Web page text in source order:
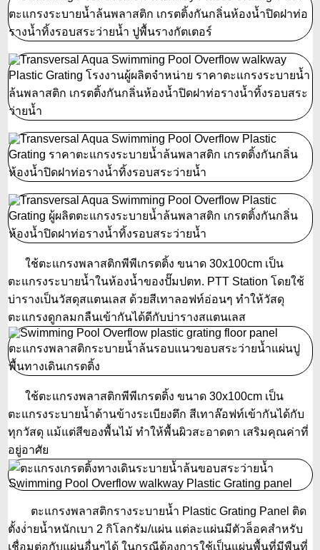
ใช้ตะแกรงพลาสติกพีพีเกรตติ้ง ขนาด 30x100cm เป็น
ตะแกรงระบายน้ำในห้องน้ำของปั๊มปตท. PTT Station โดยใช้
บ่ารางเป็นวัสดุสแตนเลส ด้วยสีเทาลอฟท์อ่อนๆ ทำให้วัสดุ
ตะแกรงดูกลมกลืนเข้ากันได้ดีกับบ่ารางสแตนเลส
ใช้ตะแกรงพลาสติกพีพีเกรตติ้ง ขนาด 30x100cm เป็น
ตะแกรงระบายน้ำด้านข้างระเบียงตึก สีเทาล๊อฟท์เข้ากันได้กับ
ทุกวัสดุ แม้แต่สีของพื้นไม้ ทำให้พื้นผิวสะอาดตา เสริมคุณค่าที่
อยู่อาศัย
ตะแกรงพลาสติกรางระบายน้ำ Plastic Grating Panel ติด
ตั้งง่่ายน้ำหนักเบา 2 กิโลกรัม/แผ่น แต่ละแผ่นมีตัวล็อคสำหรับ
เชื่อมต่อกับแผ่นอื่นๆได้ ในกรณีต้องการใช้เป็นแผ่นพื้นที่มีพืนที่